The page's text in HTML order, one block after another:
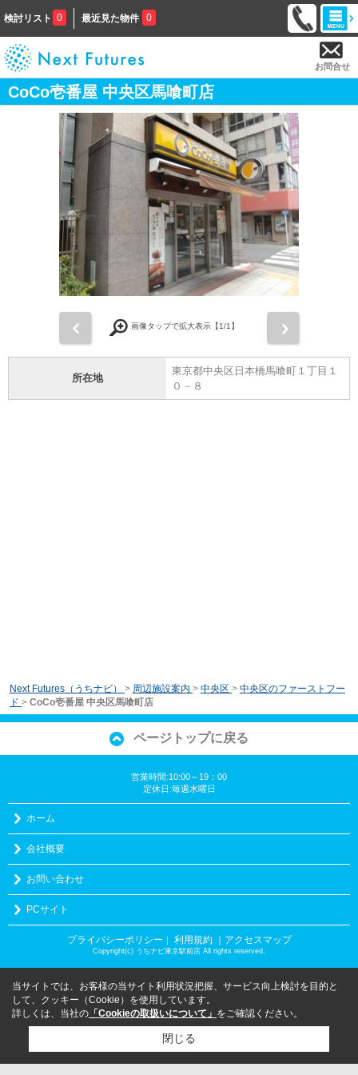
検討リスト 0 最近見た物件 0
お問合せ
CoCo壱番屋 中央区馬喰町店
画像タップで拡大表示【1/1】
所在地
東京都中央区日本橋馬喰町１丁目１
０－８
Next Futures（うちナビ） > 周辺施設案内 > 中央区 > 中央区のファーストフー
ド > CoCo壱番屋 中央区馬喰町店
ページトップに戻る
営業時間:10:00～19：00
定休日:毎週水曜日
ホーム
会社概要
お問い合わせ
PCサイト
プライバシーポリシー ｜ 利用規約 ｜アクセスマップ
Copyright(c) うちナビ東京駅前店 All rights reserved.
当サイトでは、お客様の当サイト利用状況把握、サービス向上検討を目的と
して、クッキー（Cookie）を使用しています。
詳しくは、当社の 「Cookieの取扱いについて」 をご確認ください。
閉じる